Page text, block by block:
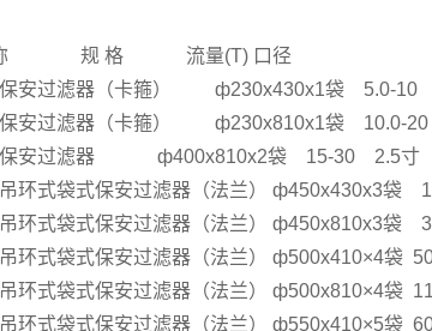
规 格 流量(T) 口径
保安过滤器（卡箍） ф230x430x1袋 5.0-10
安过滤器（卡箍） ф230x810x1袋 10.0-20
保安过滤器 ф400x810x2袋 15-30 2.5寸
环式袋式保安过滤器（法兰） ф450x430x3袋
环式袋式保安过滤器（法兰） ф450x810x3袋
环式袋式保安过滤器（法兰） ф500x410×4袋
环式袋式保安过滤器（法兰） ф500x810×4袋
环式袋式保安过滤器（法兰） ф550x410×5袋